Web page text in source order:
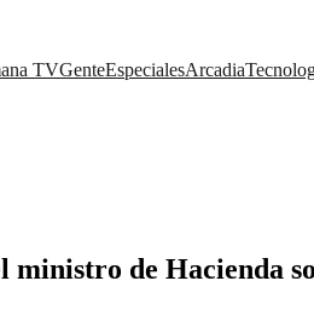
TVGenteEspecialesArcadia
de Hacienda